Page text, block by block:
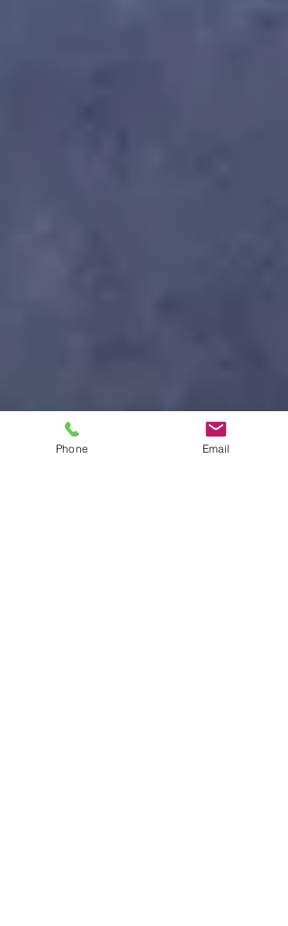
Phone Email